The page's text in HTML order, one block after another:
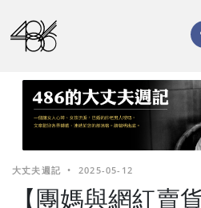
大丈夫週記 • 2025-05-12
【團媽與網紅賣